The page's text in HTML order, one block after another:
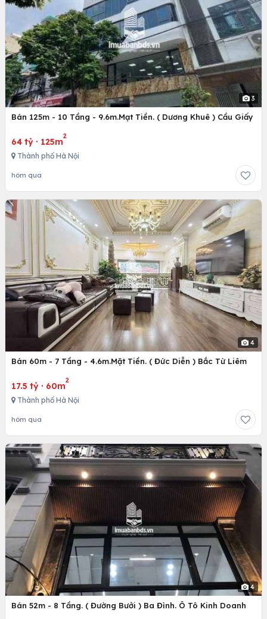
3
Bán 125m - 10 Tầng - 9.6m.Mạt Tiền. ( Dương Khuê ) Cầu Giấy
64 tỷ · 125m
2
Thành phố Hà Nội
hôm qua
4
Bán 60m - 7 Tầng - 4.6m.Mặt Tiền. ( Đức Diễn ) Bắc Từ Liêm
17.5 tỷ · 60m
2
Thành phố Hà Nội
hôm qua
4
Bán 52m - 8 Tầng. ( Đường Bưởi ) Ba Đình. Ô Tô Kinh Doanh